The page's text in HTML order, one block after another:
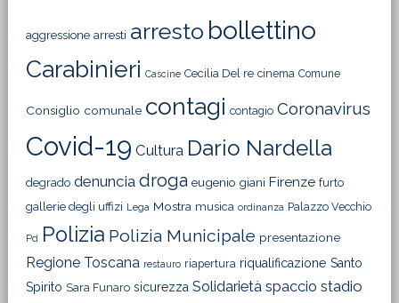
aggressione arresti arresto bollettino
Carabinieri Cascine Cecilia Del re cinema Comune
Consiglio comunale contagi contagio Coronavirus
Covid-19 Cultura Dario Nardella
degrado denuncia droga eugenio giani Firenze furto
gallerie degli uffizi Lega Mostra musica ordinanza Palazzo Vecchio
Pd Polizia Polizia Municipale presentazione
Regione Toscana restauro riapertura riqualificazione Santo
Spirito Sara Funaro sicurezza Solidarietà spaccio stadio